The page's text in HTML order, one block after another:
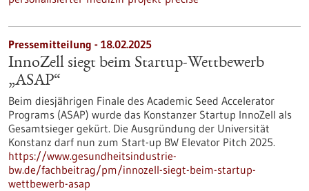
Pressemitteilung - 18.02.2025
InnoZell siegt beim Startup-Wettbewerb
„ASAP“
Beim diesjährigen Finale des Academic Seed Accelerator
Programs (ASAP) wurde das Konstanzer Startup InnoZell als
Gesamtsieger gekürt. Die Ausgründung der Universität
Konstanz darf nun zum Start-up BW Elevator Pitch 2025.
https://www.gesundheitsindustrie-
bw.de/fachbeitrag/pm/innozell-siegt-beim-startup-
wettbewerb-asap